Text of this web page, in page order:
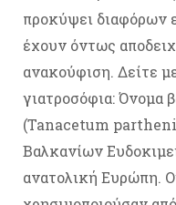
προκύψει διαφόρων
έχουν όντως
ανακούφιση. Δείτε
γιατροσόφια: Όνομα
(Tanacetum
Βαλκανίων
ανατολική Ευρώπη.